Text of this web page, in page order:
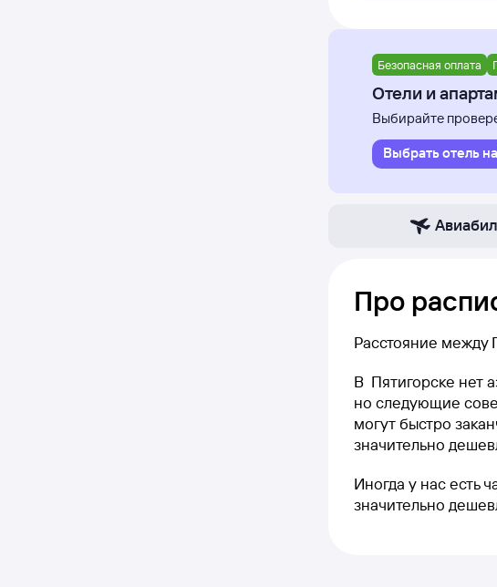
Безопасная оплата
Отели и
Выбирайте
Выбрать отель
Про
Расстояние между
В Пятигорске нет
но следующие
могут быстро
значительно
Иногда у нас есть
значительно